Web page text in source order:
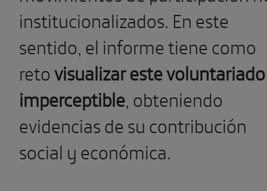
institucionalizados. En este
sentido, el informe tiene como
retovisualizar este voluntariado
imperceptible, obteniendo
evidencias de su contribución
social y económica.